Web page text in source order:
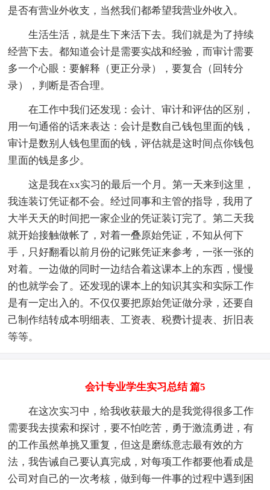
是否有营业外收支，当然我们都希望我营业外收入。
生活生活，就是生下来活下去。我们就是为了持续
经营下去。都知道会计是需要实战和经验，而审计需要
多一个心眼：要解释（更正分录），要复合（回转分
录），判断是否合理。
在工作中我们还发现：会计、审计和评估的区别，
用一句通俗的话来表达：会计是数自己钱包里面的钱，
审计是数别人钱包里面的钱，评估就是这时间点你钱包
里面的钱是多少。
这是我在xx实习的最后一个月。第一天来到这里，
我连装订凭证都不会。经过同事和主管的指导，我用了
大半天天的时间把一家企业的凭证装订完了。第二天我
就开始接触做帐了，对着一叠原始凭证，不知从何下
手，只好翻看以前月份的记账凭证来参考，一张一张的
对着。一边做的同时一边结合着这课本上的东西，慢慢
的也就学会了。还发现的课本上的知识其实和实际工作
是有一定出入的。不仅仅要把原始凭证做分录，还要自
己制作结转成本明细表、工资表、税费计提表、折旧表
等等。
会计专业学生实习总结 篇5
在这次实习中，给我收获最大的是我觉得很多工作
需要我去摸索和探讨，要不怕吃苦，勇于激流勇进，有
的工作虽然单挑又重复，但这是磨练意志最有效的方
法，我告诫自己要认真完成，对每项工作都要他看成是
公司对自己的一次考核，做到每一件事的过程中遇到困